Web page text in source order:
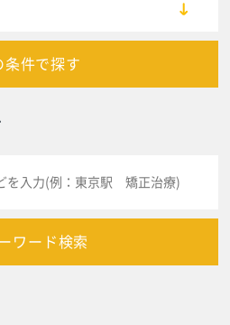
条件で探す
ワード検索